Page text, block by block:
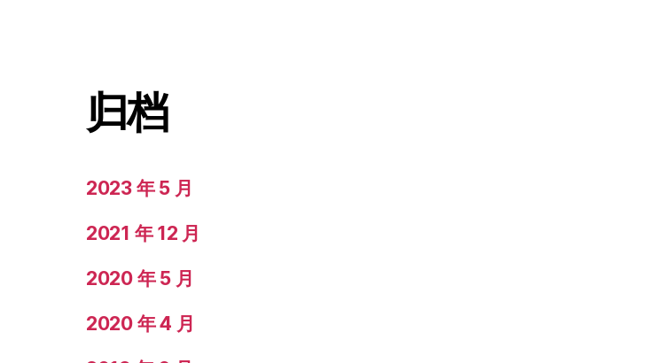
归档
2023 年 5 月
2021 年 12 月
2020 年 5 月
2020 年 4 月